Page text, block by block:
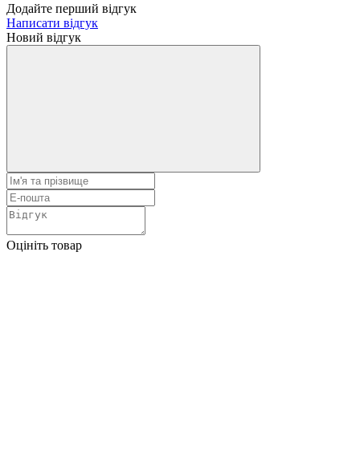
Додайте перший відгук
Написати відгук
Новий відгук
Оцініть товар